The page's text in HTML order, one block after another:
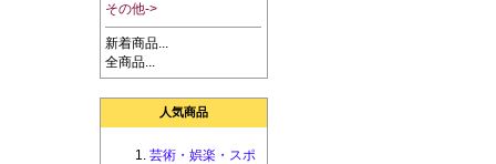
その他->
新着商品...
全商品...
人気商品
芸術・娯楽・スポ